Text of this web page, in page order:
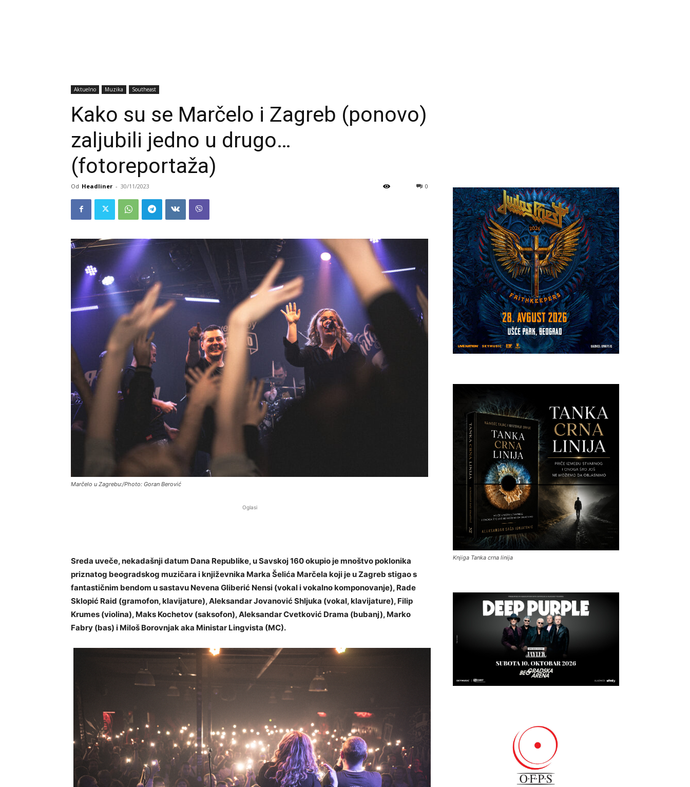
Aktuelno Muzika Southeast
Kako su se Marčelo i Zagreb (ponovo)
zaljubili jedno u drugo…
(fotoreportaža)
Od Headliner - 30/11/2023 0
Marčelo u Zagrebu:/Photo: Goran Berović
Oglasi
Sreda uveče, nekadašnji datum Dana Republike, u Savskoj 160 okupio je mnoštvo poklonika
priznatog beogradskog muzičara i književnika Marka Šelića Marčela koji je u Zagreb stigao s
fantastičnim bendom u sastavu Nevena Gliberić Nensi (vokal i vokalno komponovanje), Rade
Sklopić Raid (gramofon, klavijature), Aleksandar Jovanović Shljuka (vokal, klavijature), Filip
Krumes (violina), Maks Kochetov (saksofon), Aleksandar Cvetković Drama (bubanj), Marko
Fabry (bas) i Miloš Borovnjak aka Ministar Lingvista (MC).
Knjiga Tanka crna linija